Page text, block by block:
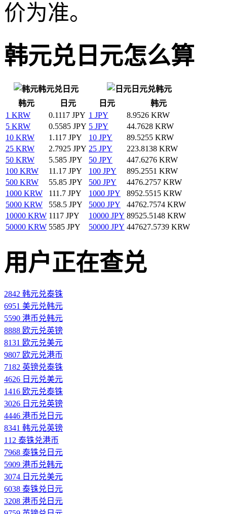
价为准。
韩元兑日元怎么算
韩元兑日元
日元兑韩元
韩元
日元 日元
韩元
1 KRW
0.1117 JPY 1 JPY
8.9526 KRW
5 KRW
0.5585 JPY 5 JPY
44.7628 KRW
10 KRW
1.117 JPY 10 JPY
89.5255 KRW
25 KRW
2.7925 JPY 25 JPY
223.8138 KRW
50 KRW
5.585 JPY 50 JPY
447.6276 KRW
100 KRW
11.17 JPY 100 JPY
895.2551 KRW
500 KRW
55.85 JPY 500 JPY
4476.2757 KRW
1000 KRW
111.7 JPY 1000 JPY
8952.5515 KRW
5000 KRW
558.5 JPY 5000 JPY
44762.7574 KRW
10000 KRW 1117 JPY 10000 JPY 89525.5148 KRW
50000 KRW 5585 JPY 50000 JPY 447627.5739 KRW
用户正在查兑
2842 韩元兑泰铢
6951 美元兑韩元
5590 港币兑韩元
8888 欧元兑英镑
8131 欧元兑美元
9807 欧元兑港币
7182 英镑兑泰铢
4626 日元兑美元
1416 欧元兑泰铢
3026 日元兑英镑
4446 港币兑日元
8341 韩元兑英镑
112 泰铢兑港币
7968 泰铢兑日元
5909 港币兑韩元
3074 日元兑美元
6038 泰铢兑日元
3208 港币兑日元